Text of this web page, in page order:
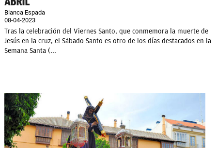
Blanca Espada
08-04-2023
Tras la celebración del Viernes Santo, que conmemora la muerte de
Jesús en la cruz, el Sábado Santo es otro de los días destacados en la
Semana Santa (...